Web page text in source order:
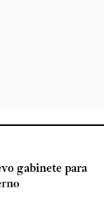
gabinete para